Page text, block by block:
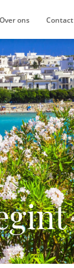
Over ons Contact